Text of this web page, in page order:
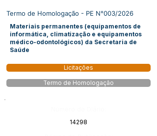
Termo de Homologação - PE N°003/2026
Materiais permanentes (equipamentos de
informática, climatização e equipamentos
médico-odontológicos) da Secretaria de
Saúde
Licitações
Termo de Homologação
14298